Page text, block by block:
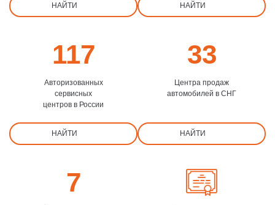
НАЙТИ НАЙТИ
117
Авторизованных
сервисных
центров в России
НАЙТИ
33
Центра продаж
автомобилей в СНГ
НАЙТИ
7